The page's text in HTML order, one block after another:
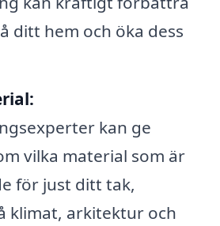
ditt hem och öka dess
kan ge
vilka material som är
för just ditt tak,
klimat, arkitektur och